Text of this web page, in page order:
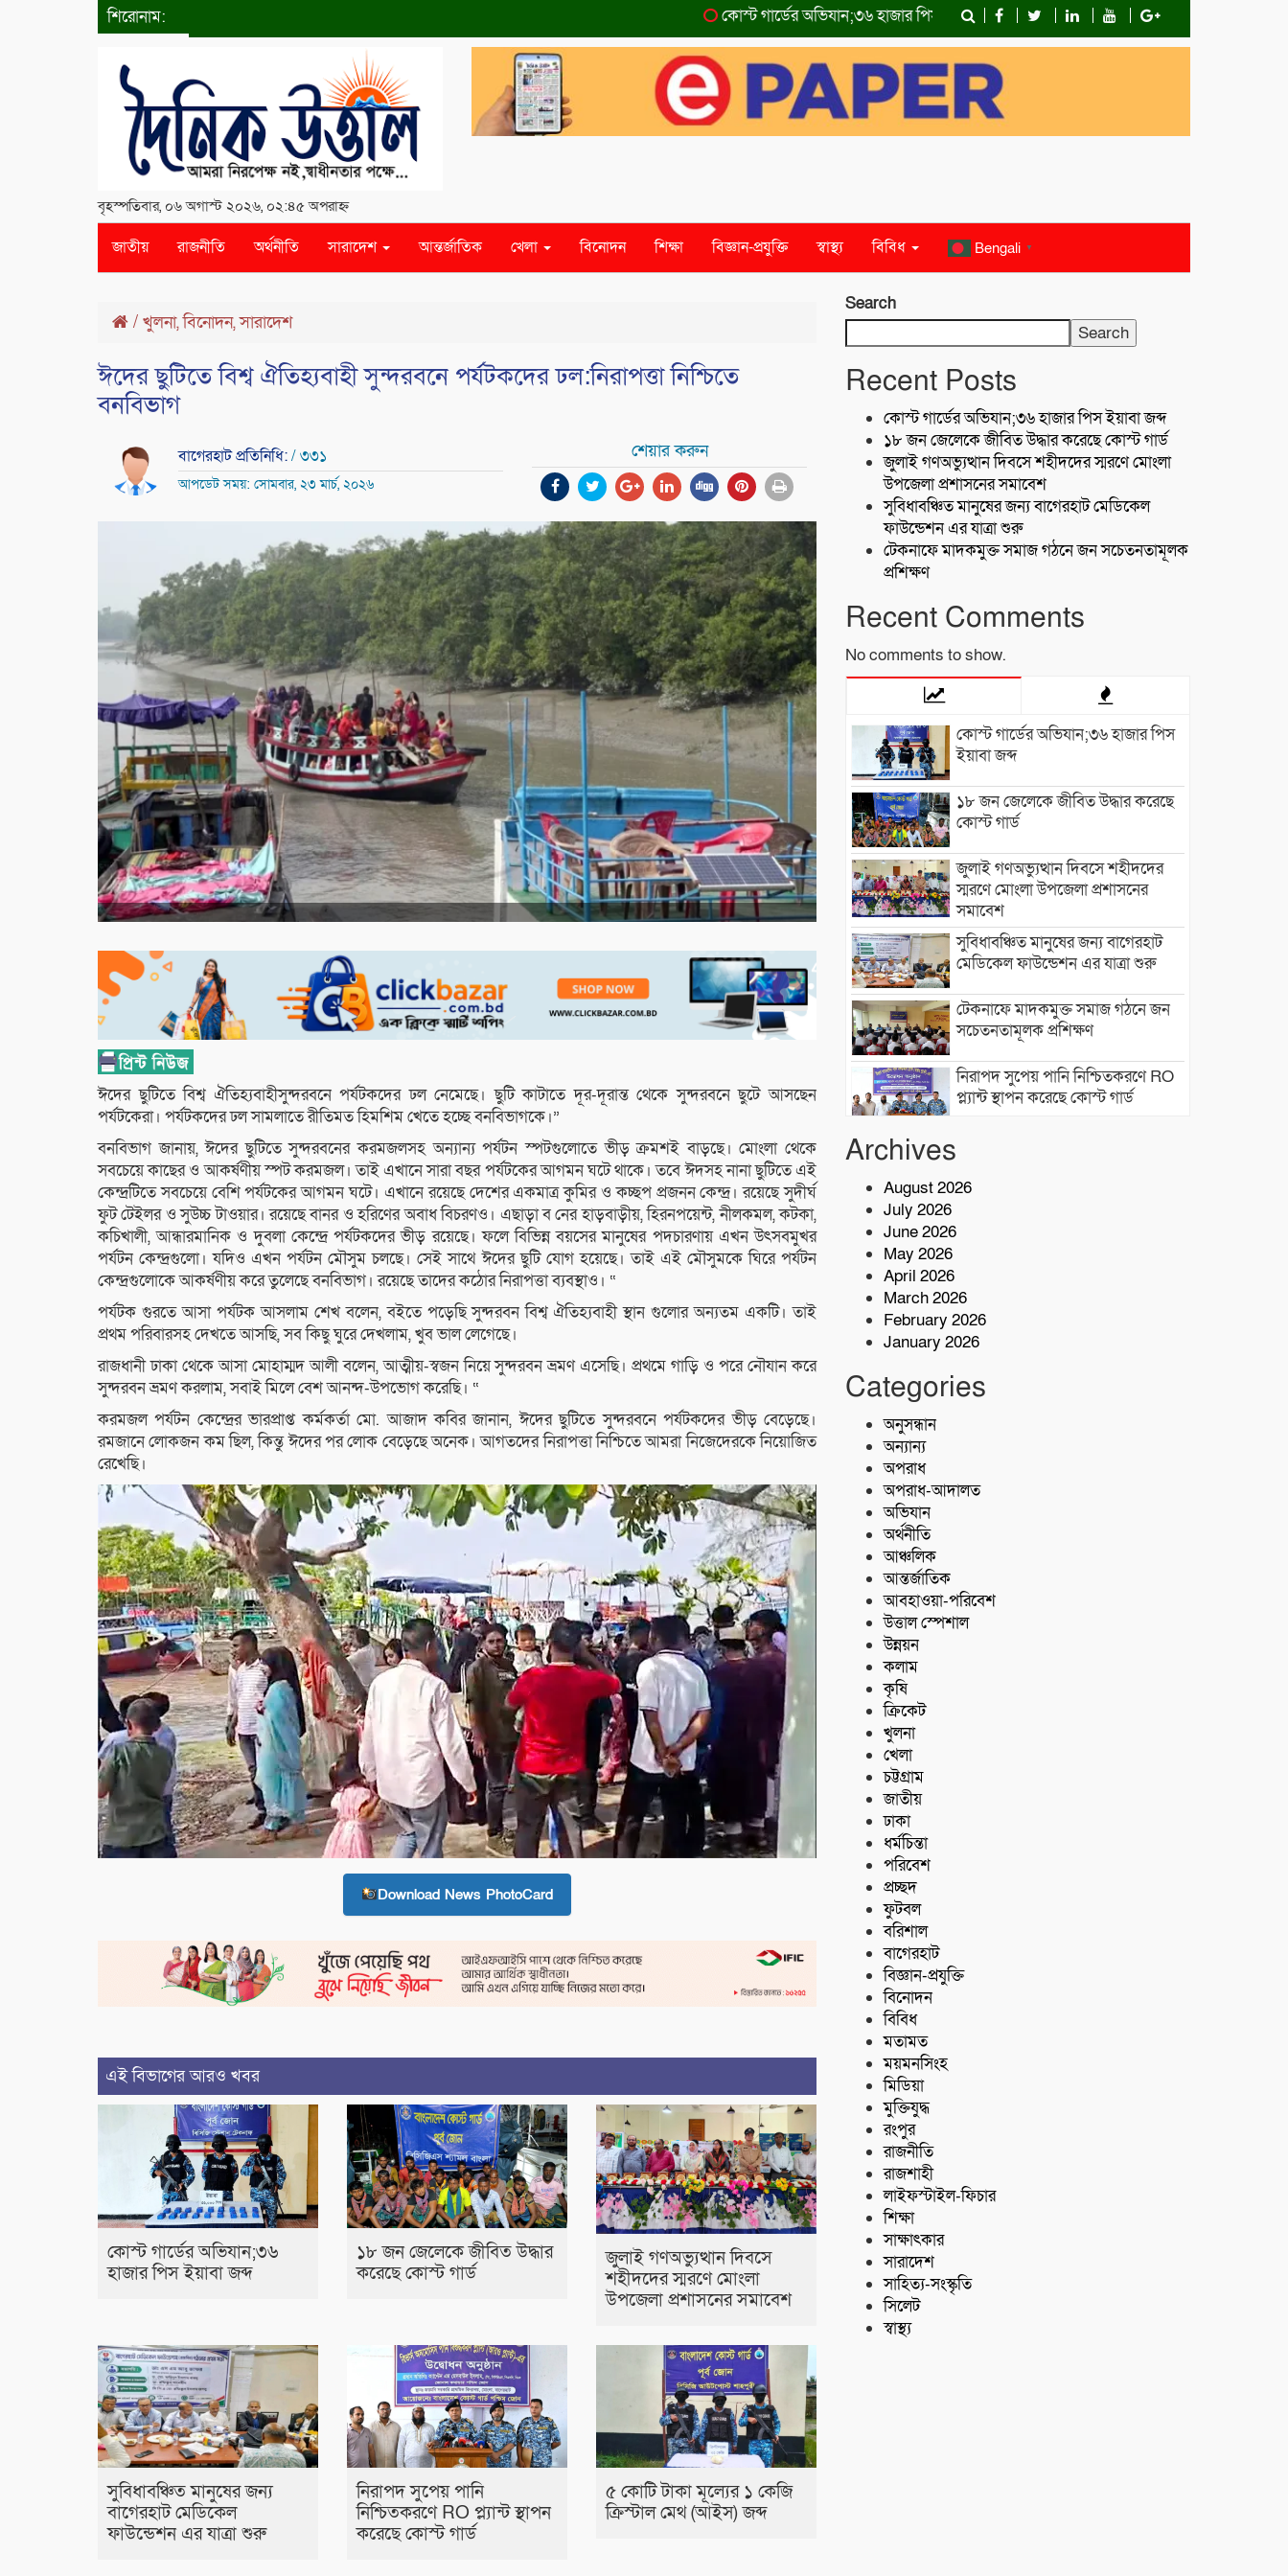
শিরোনাম: কোস্ট গার্ডের অভিযান;৩৬ হাজার পিস ইয়াবা জব্দ ১৮ জন জেলেকে জীবিত উদ্ধার করেছে কোস্ট গার্ড
বৃহস্পতিবার, ০৬ অগাস্ট ২০২৬, ০২:৪৫ অপরাহ্ন
জাতীয় রাজনীতি অর্থনীতি সারাদেশ আন্তর্জাতিক খেলা বিনোদন শিক্ষা বিজ্ঞান-প্রযুক্তি স্বাস্থ্য বিবিধ Bengali ▼
/ খুলনা,বিনোদন,সারাদেশ
ঈদের ছুটিতে বিশ্ব ঐতিহ্যবাহী সুন্দরবনে পর্যটকদের ঢল:নিরাপত্তা নিশ্চিতে
বনবিভাগ
বাগেরহাট প্রতিনিধি:/ ৩৩১
আপডেট সময়: সোমবার, ২৩ মার্চ, ২০২৬
শেয়ার করুন
ঈদের ছুটিতে বিশ্ব ঐতিহ্যবাহীসুন্দরবনে পর্যটকদের ঢল নেমেছে। ছুটি কাটাতে দূর-দূরান্ত থেকে সুন্দরবনে ছুটে আসছেন
পর্যটকেরা। পর্যটকদের ঢল সামলাতে রীতিমত হিমশিম খেতে হচ্ছে বনবিভাগকে।”
বনবিভাগ জানায়, ঈদের ছুটিতে সুন্দরবনের করমজলসহ অন্যান্য পর্যটন স্পটগুলোতে ভীড় ক্রমশই বাড়ছে। মোংলা থেকে
সবচেয়ে কাছের ও আকর্ষণীয় স্পট করমজল। তাই এখানে সারা বছর পর্যটকের আগমন ঘটে থাকে। তবে ঈদসহ নানা ছুটিতে এই
কেন্দ্রটিতে সবচেয়ে বেশি পর্যটকের আগমন ঘটে। এখানে রয়েছে দেশের একমাত্র কুমির ও কচ্ছপ প্রজনন কেন্দ্র। রয়েছে সুদীর্ঘ
ফুট টেইলর ও সুউচ্চ টাওয়ার। রয়েছে বানর ও হরিণের অবাধ বিচরণও। এছাড়া ব নের হাড়বাড়ীয়, হিরনপয়েন্ট, নীলকমল, কটকা,
কচিখালী, আন্ধারমানিক ও দুবলা কেন্দ্রে পর্যটকদের ভীড় রয়েছে। ফলে বিভিন্ন বয়সের মানুষের পদচারণায় এখন উৎসবমুখর
পর্যটন কেন্দ্রগুলো। যদিও এখন পর্যটন মৌসুম চলছে। সেই সাথে ঈদের ছুটি যোগ হয়েছে। তাই এই মৌসুমকে ঘিরে পর্যটন
কেন্দ্রগুলোকে আকর্ষণীয় করে তুলেছে বনবিভাগ। রয়েছে তাদের কঠোর নিরাপত্তা ব্যবস্থাও। “
পর্যটক গুরতে আসা পর্যটক আসলাম শেখ বলেন, বইতে পড়েছি সুন্দরবন বিশ্ব ঐতিহ্যবাহী স্থান গুলোর অন্যতম একটি। তাই
প্রথম পরিবারসহ দেখতে আসছি, সব কিছু ঘুরে দেখলাম, খুব ভাল লেগেছে।
রাজধানী ঢাকা থেকে আসা মোহাম্মদ আলী বলেন, আত্মীয়-স্বজন নিয়ে সুন্দরবন ভ্রমণ এসেছি। প্রথমে গাড়ি ও পরে নৌযান করে
সুন্দরবন ভ্রমণ করলাম, সবাই মিলে বেশ আনন্দ-উপভোগ করেছি। “
করমজল পর্যটন কেন্দ্রের ভারপ্রাপ্ত কর্মকর্তা মো. আজাদ কবির জানান, ঈদের ছুটিতে সুন্দরবনে পর্যটকদের ভীড় বেড়েছে।
রমজানে লোকজন কম ছিল, কিন্তু ঈদের পর লোক বেড়েছে অনেক। আগতদের নিরাপত্তা নিশ্চিতে আমরা নিজেদেরকে নিয়োজিত
রেখেছি।
Download News PhotoCard
এই বিভাগের আরও খবর
কোস্ট গার্ডের অভিযান;৩৬
হাজার পিস ইয়াবা জব্দ
১৮ জন জেলেকে জীবিত উদ্ধার
করেছে কোস্ট গার্ড
জুলাই গণঅভ্যুত্থান দিবসে
শহীদদের স্মরণে মোংলা
উপজেলা প্রশাসনের সমাবেশ
সুবিধাবঞ্চিত মানুষের জন্য
বাগেরহাট মেডিকেল
ফাউন্ডেশন এর যাত্রা শুরু
নিরাপদ সুপেয় পানি
নিশ্চিতকরণে RO প্ল্যান্ট স্থাপন
করেছে কোস্ট গার্ড
৫ কোটি টাকা মূল্যের ১ কেজি
ক্রিস্টাল মেথ (আইস) জব্দ
Search
Search
Recent Posts
কোস্ট গার্ডের অভিযান;৩৬ হাজার পিস ইয়াবা জব্দ
১৮ জন জেলেকে জীবিত উদ্ধার করেছে কোস্ট গার্ড
জুলাই গণঅভ্যুত্থান দিবসে শহীদদের স্মরণে মোংলা
উপজেলা প্রশাসনের সমাবেশ
সুবিধাবঞ্চিত মানুষের জন্য বাগেরহাট মেডিকেল
ফাউন্ডেশন এর যাত্রা শুরু
টেকনাফে মাদকমুক্ত সমাজ গঠনে জন সচেতনতামূলক
প্রশিক্ষণ
Recent Comments
No comments to show.
কোস্ট গার্ডের অভিযান;৩৬ হাজার পিস
ইয়াবা জব্দ
১৮ জন জেলেকে জীবিত উদ্ধার করেছে
কোস্ট গার্ড
জুলাই গণঅভ্যুত্থান দিবসে শহীদদের
স্মরণে মোংলা উপজেলা প্রশাসনের
সমাবেশ
সুবিধাবঞ্চিত মানুষের জন্য বাগেরহাট
মেডিকেল ফাউন্ডেশন এর যাত্রা শুরু
টেকনাফে মাদকমুক্ত সমাজ গঠনে জন
সচেতনতামূলক প্রশিক্ষণ
নিরাপদ সুপেয় পানি নিশ্চিতকরণে RO
প্ল্যান্ট স্থাপন করেছে কোস্ট গার্ড
৮টিঅটোরিক্সো ও ১২টি
স্যালোমেশিনসহ ৪ গ্রেপ্তার
আরোহী ঠিকাদারের
Archives
August 2026
July 2026
June 2026
May 2026
April 2026
March 2026
February 2026
January 2026
Categories
অনুসন্ধান
অন্যান্য
অপরাধ
অপরাধ-আদালত
অভিযান
অর্থনীতি
আঞ্চলিক
আন্তর্জাতিক
আবহাওয়া-পরিবেশ
উত্তাল স্পেশাল
উন্নয়ন
কলাম
কৃষি
ক্রিকেট
খুলনা
খেলা
চট্টগ্রাম
জাতীয়
ঢাকা
ধর্মচিন্তা
পরিবেশ
প্রচ্ছদ
ফুটবল
বরিশাল
বাগেরহাট
বিজ্ঞান-প্রযুক্তি
বিনোদন
বিবিধ
মতামত
ময়মনসিংহ
মিডিয়া
মুক্তিযুদ্ধ
রংপুর
রাজনীতি
রাজশাহী
লাইফস্টাইল-ফিচার
শিক্ষা
সাক্ষাৎকার
সারাদেশ
সাহিত্য-সংস্কৃতি
সিলেট
স্বাস্থ্য